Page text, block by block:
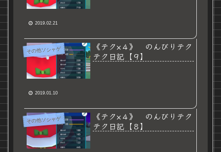
2019.02.21
その他ソシャゲ
《テク×４》 のんびりテク
テク日記【９】
2019.01.10
その他ソシャゲ
《テク×４》 のんびりテク
テク日記【８】